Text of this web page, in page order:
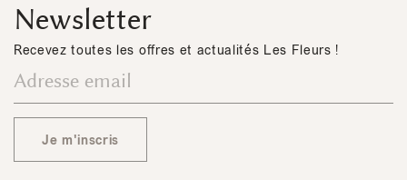
Newsletter
Recevez toutes les offres et actualités Les Fleurs !
Je m'inscris